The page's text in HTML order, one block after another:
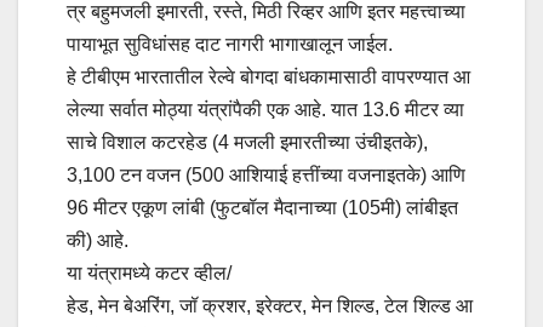
त्र बहुमजली इमारती, रस्ते, मिठी रिव्हर आणि इतर महत्त्वाच्या
पायाभूत सुविधांसह दाट नागरी भागाखालून जाईल.
हे टीबीएम भारतातील रेल्वे बोगदा बांधकामासाठी वापरण्यात आ
लेल्या सर्वात मोठ्या यंत्रांपैकी एक आहे. यात 13.6 मीटर व्या
साचे विशाल कटरहेड (4 मजली इमारतीच्या उंचीइतके),
3,100 टन वजन (500 आशियाई हत्तींच्या वजनाइतके) आणि
96 मीटर एकूण लांबी (फुटबॉल मैदानाच्या (105मी) लांबीइत
की) आहे.
या यंत्रामध्ये कटर व्हील/
हेड, मेन बेअरिंग, जॉ क्रशर, इरेक्टर, मेन शिल्ड, टेल शिल्ड आ